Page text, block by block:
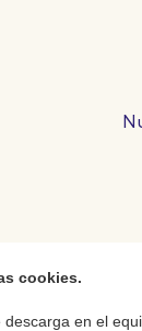
cookies.
en el